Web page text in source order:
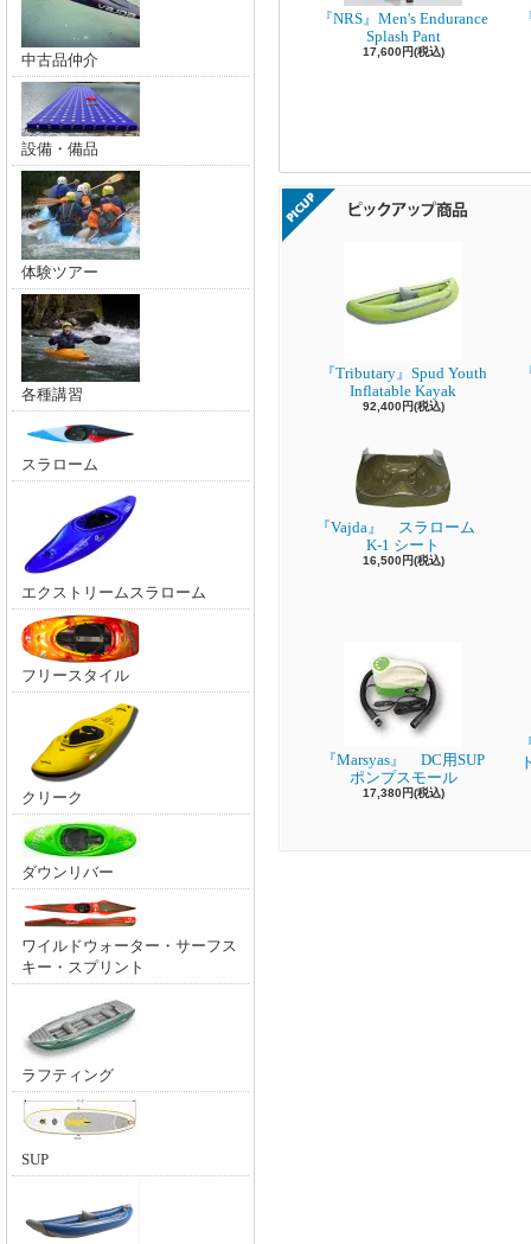
中古品仲介
設備・備品
体験ツアー
各種講習
スラローム
エクストリームスラローム
フリースタイル
クリーク
ダウンリバー
ワイルドウォーター・サーフス
キー・スプリント
ラフティング
SUP
『NRS』Men's Endurance
Splash Pant
17,600円(税込)
『Tributary』Spud Youth
Inflatable Kayak
92,400円(税込)
『Vajda』 スラローム
K-1 シート
16,500円(税込)
『Marsyas』 DC用SUP
ポンプスモール
17,380円(税込)